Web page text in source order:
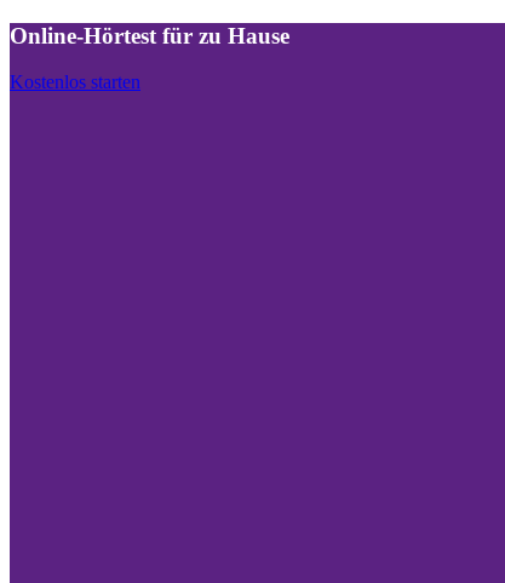
Online-Hörtest für zu Hause
Kostenlos starten